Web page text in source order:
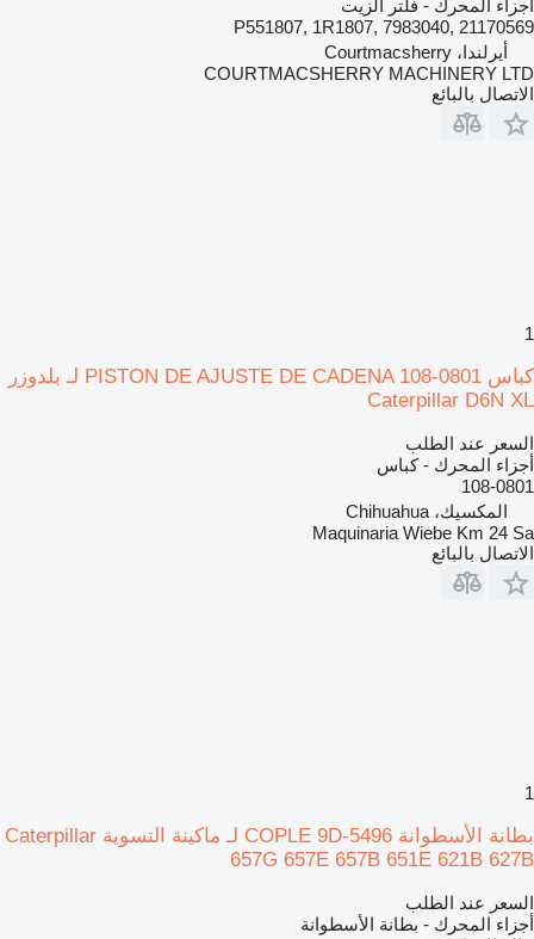
أجزاء المحرك - فلتر الزيت
P551807, 1R1807, 7983040, 21170569
أيرلندا، Courtmacsherry
COURTMACSHERRY MACHINERY LTD
الاتصال بالبائع
1
كباس PISTON DE AJUSTE DE CADENA 108-0801 لـ بلدوزر
Caterpillar D6N XL
السعر عند الطلب
أجزاء المحرك - كباس
108-0801
المكسيك، Chihuahua
Maquinaria Wiebe Km 24 Sa
الاتصال بالبائع
1
بطانة الأسطوانة COPLE 9D-5496 لـ ماكينة التسوية Caterpillar
657G 657E 657B 651E 621B 627B
السعر عند الطلب
أجزاء المحرك - بطانة الأسطوانة